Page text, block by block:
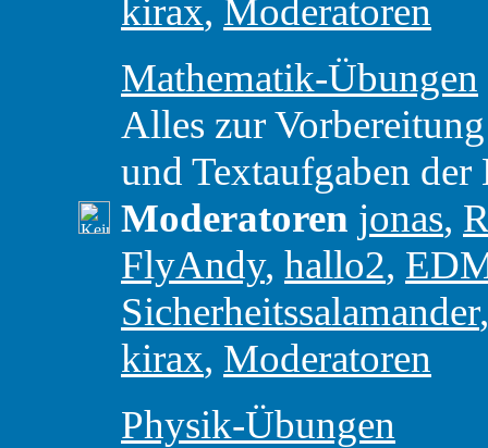
kirax, Moderatoren
Mathematik-Übungen
Alles zur
und Textaufgaben der
Moderatoren jonas,
FlyAndy, hallo2,
Sicherheitssalamander
kirax, Moderatoren
Physik-Übungen